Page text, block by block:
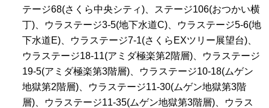
テージ68(さくら中央シティ)、ステージ106(おつかい横
丁)、ウラステージ3-5(地下水道C)、ウラステージ5-6(地
下水道E)、ウラステージ7-1(さくらEXツリー展望台)、
ウラステージ18-11(アミダ極楽第2階層)、ウラステージ
19-5(アミダ極楽第3階層)、ウラステージ10-18(ムゲン
地獄第2階層)、ウラステージ11-30(ムゲン地獄第3階
層)、ウラステージ11-35(ムゲン地獄第3階層)、ウラス